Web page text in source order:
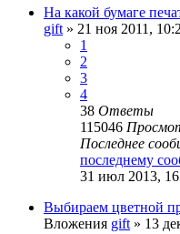
На какой бумаге
gift » 21 ноя 2011,
1
2
3
4
38 Ответы
115046
Последнее
последнему
31 июл 2013,
Выбираем цветной
Вложения gift » 13